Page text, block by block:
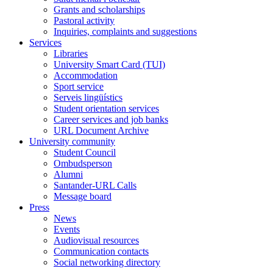
Grants and scholarships
Pastoral activity
Inquiries, complaints and suggestions
Services
Libraries
University Smart Card (TUI)
Accommodation
Sport service
Serveis lingüístics
Student orientation services
Career services and job banks
URL Document Archive
University community
Student Council
Ombudsperson
Alumni
Santander-URL Calls
Message board
Press
News
Events
Audiovisual resources
Communication contacts
Social networking directory